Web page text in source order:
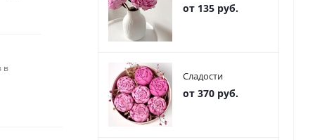
в
от 135 руб.
Сладости
от 370 руб.